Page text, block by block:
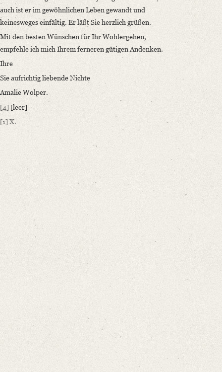
auch ist er im gewöhnlichen Leben gewandt und
keinesweges einfältig. Er läßt Sie herzlich grüßen.
Mit den besten Wünschen für Ihr Wohlergehen,
empfehle ich mich Ihrem ferneren gütigen Andenken.
Ihre
Sie aufrichtig liebende Nichte
Amalie Wolper.
[4] [leer]
[1]X.